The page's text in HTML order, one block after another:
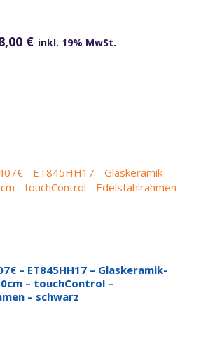
€ inkl. 19% MwSt.
– ET845HH17 – Glaskeramik-
– touchControl –
– schwarz